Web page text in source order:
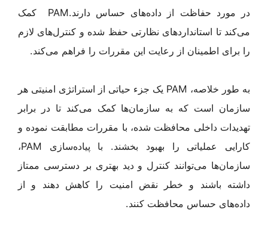
در مورد حفاظت از داده‌های حساس دارند.PAM کمک
می‌کند تا استانداردهای نظارتی حفظ شده و کنترل‌های لازم
را برای اطمینان از رعایت این مقررات را فراهم می‌کند.
به طور خلاصه، PAM یک جزء حیاتی از استراتژی امنیتی هر
سازمان است که به سازمان‌ها کمک می‌کند تا در برابر
تهدیدات داخلی محافظت شده، با مقررات مطابقت نموده و
کارایی عملیاتی را بهبود بخشند. با پیاده‌سازی PAM،
سازمان‌ها می‌توانند کنترل و دید بهتری بر دسترسی ممتاز
داشته باشند و خطر نقض امنیت را کاهش دهند و از
داده‌های حساس محافظت کنند.